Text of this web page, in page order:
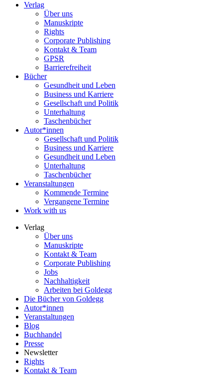
Verlag
Über uns
Manuskripte
Rights
Corporate Publishing
Kontakt & Team
GPSR
Barrierefreiheit
Bücher
Gesundheit und Leben
Business und Karriere
Gesellschaft und Politik
Unterhaltung
Taschenbücher
Autor*innen
Gesellschaft und Politik
Business und Karriere
Gesundheit und Leben
Unterhaltung
Taschenbücher
Veranstaltungen
Kommende Termine
Vergangene Termine
Work with us
Verlag
Über uns
Manuskripte
Kontakt & Team
Corporate Publishing
Jobs
Nachhaltigkeit
Arbeiten bei Goldegg
Die Bücher von Goldegg
Autor*innen
Veranstaltungen
Blog
Buchhandel
Presse
Newsletter
Rights
Kontakt & Team